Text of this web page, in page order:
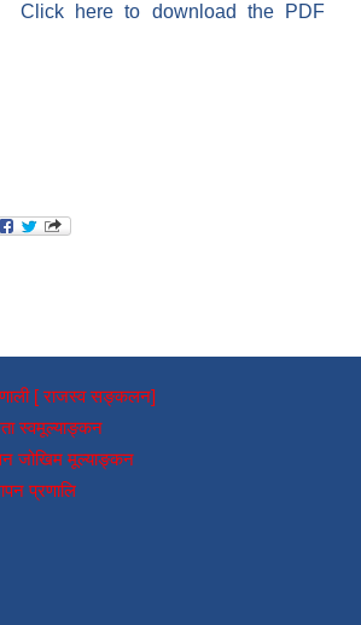
Click here to download the PDF
[ राजस्व सङ्कलन]
स्वमूल्याङ्कन
जोखिम मूल्याङ्कन
प्रणालि